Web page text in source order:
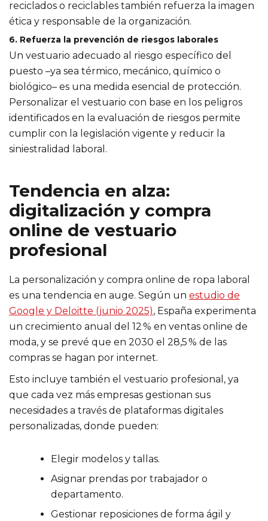
reciclados o reciclables también refuerza la imagen
ética y responsable de la organización.
6. Refuerza la prevención de riesgos laborales
Un vestuario adecuado al riesgo específico del
puesto –ya sea térmico, mecánico, químico o
biológico– es una medida esencial de protección.
Personalizar el vestuario con base en los peligros
identificados en la evaluación de riesgos permite
cumplir con la legislación vigente y reducir la
siniestralidad laboral.
Tendencia en alza:
digitalización y compra
online de vestuario
profesional
La personalización y compra online de ropa laboral
es una tendencia en auge. Según un estudio de
Google y Deloitte (junio 2025), España experimenta
un crecimiento anual del 12 % en ventas online de
moda, y se prevé que en 2030 el 28,5 % de las
compras se hagan por internet.
Esto incluye también el vestuario profesional, ya
que cada vez más empresas gestionan sus
necesidades a través de plataformas digitales
personalizadas, donde pueden:
Elegir modelos y tallas.
Asignar prendas por trabajador o
departamento.
Gestionar reposiciones de forma ágil y